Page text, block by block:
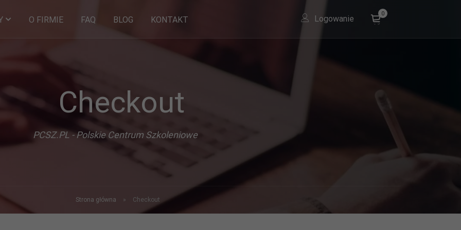
O FIRMIE FAQ BLOG KONTAKT Logowanie 0
Checkout
PCSZ.PL - Polskie Centrum Szkoleniowe
Strona główna » Checkout